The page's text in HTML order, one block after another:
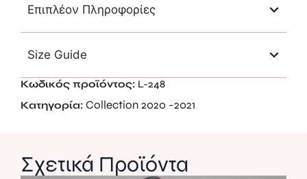
Επιπλέον Πληροφορίες
Size Guide
Κωδικός προϊόντος: L-248
Κατηγορία: Collection 2020 -2021
Σχετικά Προϊόντα